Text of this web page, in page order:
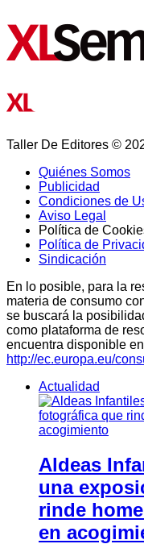
Taller De Editores ©
Quiénes Somos
Publicidad
Condiciones de
Aviso Legal
Política de
Política de
Sindicación
En lo posible, para la
materia de consumo
se buscará la
como plataforma de
encuentra disponible
http://ec.europa.eu/
Actualidad
Aldeas
una
rinde
en